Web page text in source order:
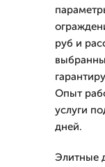
руб и
Опыт
услуги
дней.
Элитные